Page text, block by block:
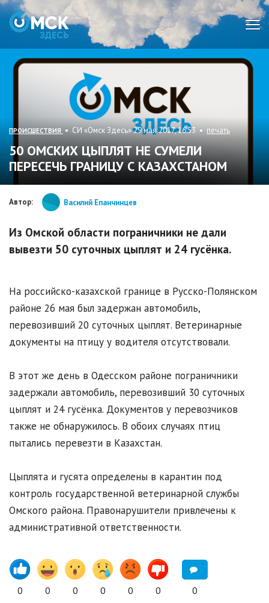
ПРОИСШЕСТВИЯ • СИ «Омск Здесь» 29 мая 2017, 16:53 • печать
50 ОМСКИХ ЦЫПЛЯТ НЕ СУМЕЛИ
ПЕРЕСЕЧЬ ГРАНИЦУ С КАЗАХСТАНОМ
Автор: Василий Епанчинцев
Из Омской области пограничники не дали
вывезти 50 суточных цыплят и 24 гусёнка.
На российско-казахской границе в Русско-Полянском
районе 26 мая был задержан автомобиль,
перевозивший 20 суточных цыплят. Ветеринарные
документы на птицу у водителя отсутствовали.
В этот же день в Одесском районе пограничники
задержали автомобиль, перевозивший 30 суточных
цыплят и 24 гусёнка. Документов у перевозчиков
также не обнаружилось. В обоих случаях птиц
пытались перевезти в Казахстан.
Цыплята и гусята определены в карантин под
контроль государственной ветеринарной службы
Омского района. Правонарушители привлечены к
административной ответственности.
0 0 0 0 0 0 0